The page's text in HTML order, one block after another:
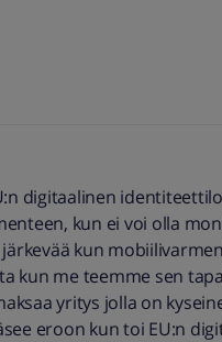
digitaalinen
kun ei voi olla
kun
kun me teemme sen
yritys jolla on
eroon kun toi EU:n